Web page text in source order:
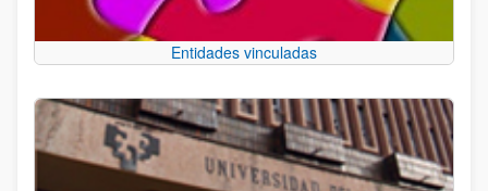
Entidades vinculadas